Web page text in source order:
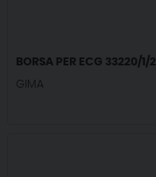
BORSA PER ECG 33220/1/2
GIMA